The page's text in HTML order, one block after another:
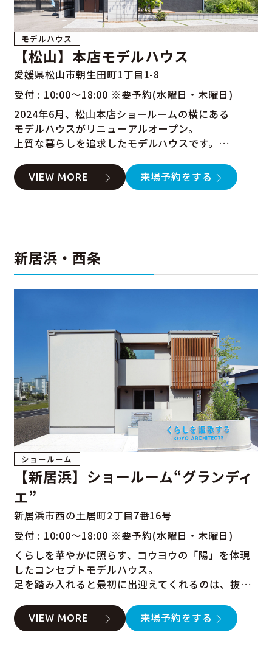
モデルハウス
【松山】本店モデルハウス
愛媛県松山市朝生田町1丁目1-8
受付 : 10:00～18:00 ※要予約(水曜日・木曜日)
2024年6月、松山本店ショールームの横にある
モデルハウスがリニューアルオープン。
上質な暮らしを追求したモデルハウスです。
実際の生活のイメージが付きやすいです。
VIEW MORE 来場予約をする
新居浜・西条
ショールーム
【新居浜】ショールーム“グランディ
エ”
新居浜市西の土居町2丁目7番16号
受付 : 10:00～18:00 ※要予約(水曜日・木曜日)
くらしを華やかに照らす、コウヨウの「陽」を体現
したコンセプトモデルハウス。
足を踏み入れると最初に出迎えてくれるのは、抜け
壁にはあたたかみのある質感の大谷石を採用し、大
窓を配することで、閉塞感を排してミュージアムラ
VIEW MORE 来場予約をする